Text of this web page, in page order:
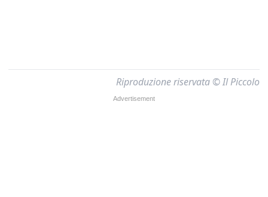
Riproduzione riservata © Il Piccolo